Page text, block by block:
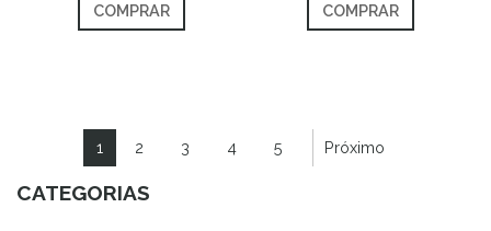
CATEGORIAS
COMPRAR COMPRAR
1 2 3 4 5 Próximo